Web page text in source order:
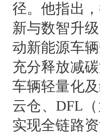
径。他指出
新与数智升
动新能源车
充分释放减
车辆轻量化
云仓、DFL
实现全链路